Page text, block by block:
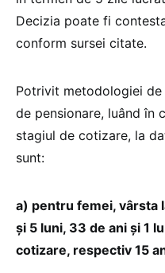
Decizia poate fi
conform sursei citate.
Potrivit metodologiei
de pensionare, luând în
stagiul de cotizare, la
sunt:
a) pentru femei, vârsta
şi 5 luni, 33 de ani şi 1
cotizare, respectiv 15